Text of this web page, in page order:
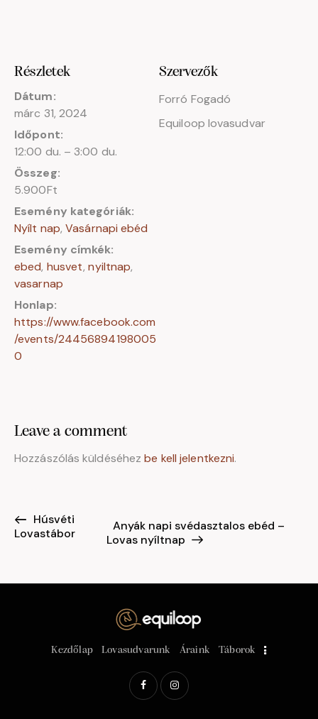
Részletek
Dátum:
márc 31, 2024
Időpont:
12:00 du. – 3:00 du.
Összeg:
5.900Ft
Esemény kategóriák:
Nyílt nap,Vasárnapi ebéd
Esemény címkék:
ebed, husvet,nyiltnap,
vasarnap
Honlap:
https://www.facebook.com
/events/24456894198005
0
Szervezők
Forró Fogadó
Equiloop lovasudvar
Leave a comment
Hozzászólás küldéséhezbe kell jelentkezni.
E
s
Húsvéti
Lovastábor
Anyák napi svédasztalos ebéd –
Lovas nyíltnap
Kezdőlap Lovasudvarunk Áraink Táborok